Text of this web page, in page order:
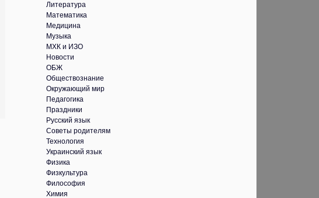
Литература
Математика
Медицина
Музыка
МХК и ИЗО
Новости
ОБЖ
Обществознание
Окружающий мир
Педагогика
Праздники
Русский язык
Советы родителям
Технология
Украинский язык
Физика
Физкультура
Философия
Химия